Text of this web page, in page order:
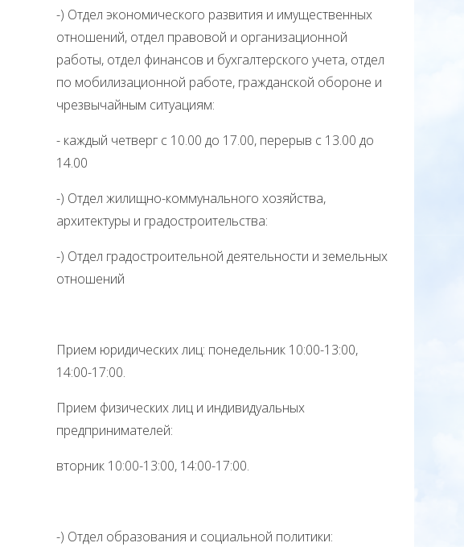
-) Отдел экономического развития и имущественных
отношений, отдел правовой и организационной
работы, отдел финансов и бухгалтерского учета, отдел
по мобилизационной работе, гражданской обороне и
чрезвычайным ситуациям:
- каждый четверг с 10.00 до 17.00, перерыв с 13.00 до
14.00
-) Отдел жилищно-коммунального хозяйства,
архитектуры и градостроительства:
-) Отдел градостроительной деятельности и земельных
отношений
Прием юридических лиц: понедельник 10:00-13:00,
14:00-17:00.
Прием физических лиц и индивидуальных
предпринимателей:
вторник 10:00-13:00, 14:00-17:00.
-) Отдел образования и социальной политики: